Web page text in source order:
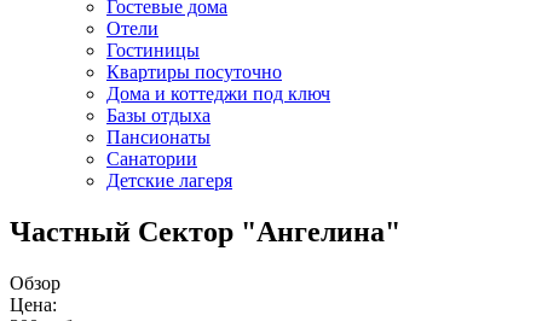
Гостевые дома
Отели
Гостиницы
Квартиры посуточно
Дома и коттеджи под ключ
Базы отдыха
Пансионаты
Санатории
Детские лагеря
Частный Сектор "Ангелина"
Обзор
Цена: